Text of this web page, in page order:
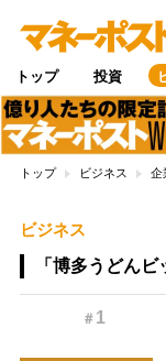
トップ 投資
トップ ビジネス 企
ビジネス
「博多うどん
＃ 1